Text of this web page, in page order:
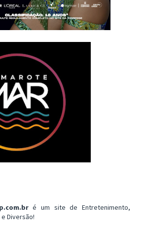
é um site de Entretenimento,
Diversão!